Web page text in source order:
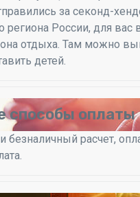
за секонд-
региона России, для вас
отдыха. Там можно
детей.
способы оплаты
безналичный расчет,